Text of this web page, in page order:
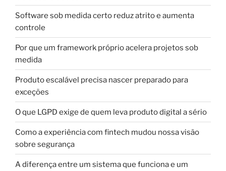
Software sob medida certo reduz atrito e aumenta
controle
Por que um framework próprio acelera projetos sob
medida
Produto escalável precisa nascer preparado para
exceções
O que LGPD exige de quem leva produto digital a sério
Como a experiência com fintech mudou nossa visão
sobre segurança
A diferença entre um sistema que funciona e um